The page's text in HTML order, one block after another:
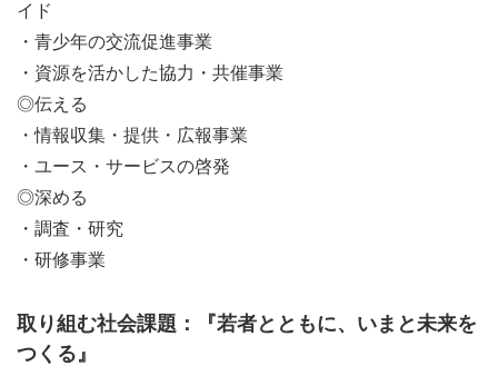
イド
・青少年の交流促進事業
・資源を活かした協力・共催事業
◎伝える
・情報収集・提供・広報事業
・ユース・サービスの啓発
◎深める
・調査・研究
・研修事業
取り組む社会課題：『若者とともに、いまと未来を
つくる』